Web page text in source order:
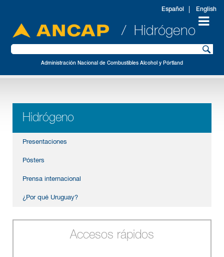
Administración Nacional de Combustibles Alcohol y Pórtland
/ Hidrógeno
Español English
Hidrógeno
Presentaciones
Pósters
Prensa internacional
¿Por qué Uruguay?
Accesos rápidos